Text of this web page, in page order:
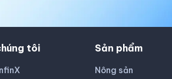
tôi Sản phẩm
Nông sản